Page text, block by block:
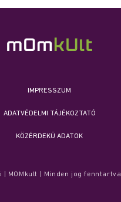
IMPRESSZUM
ADATVÉDELMI TÁJÉKOZTATÓ
KÖZÉRDEKŰ ADATOK
| MOMkult | Minden jog fenntartva